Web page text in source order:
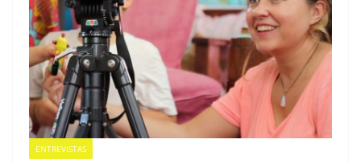
ENTREVISTAS